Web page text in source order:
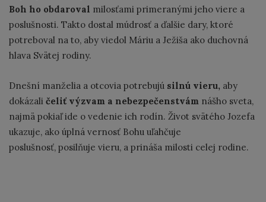
Boh ho obdaroval milosťami primeranými jeho viere a
poslušnosti. Takto dostal múdrosť a ďalšie dary, ktoré
potreboval na to, aby viedol Máriu a Ježiša ako duchovná
hlava Svätej rodiny.
Dnešní manželia a otcovia potrebujú silnú vieru, aby
dokázali čeliť výzvam a nebezpečenstvám nášho sveta,
najmä pokiaľ ide o vedenie ich rodín. Život svätého Jozefa
ukazuje, ako úplná vernosť Bohu uľahčuje
poslušnosť, posilňuje vieru, a prináša milosti celej rodine.